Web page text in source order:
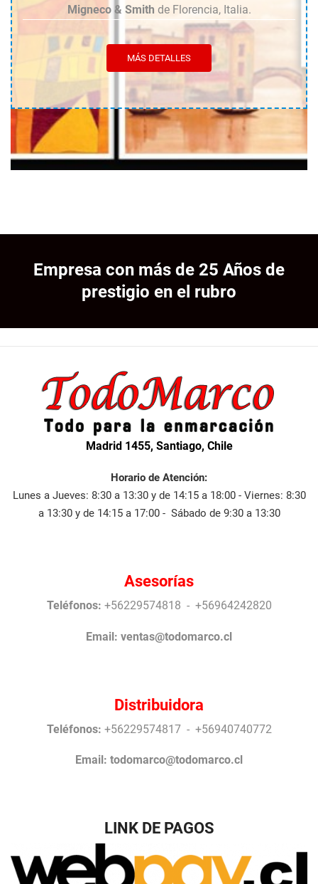
Migneco & Smith de Florencia, Italia.
MÁS DETALLES
Empresa con más de 25 Años de
prestigio en el rubro
Madrid 1455, Santiago, Chile
Horario de Atención:
Lunes a Jueves: 8:30 a 13:30 y de 14:15 a 18:00 - Viernes: 8:30
a 13:30 y de 14:15 a 17:00 - Sábado de 9:30 a 13:30
Asesorías
Teléfonos: +56229574818 - +56964242820
Email: ventas@todomarco.cl
Distribuidora
Teléfonos: +56229574817 - +56940740772
Email: todomarco@todomarco.cl
LINK DE PAGOS